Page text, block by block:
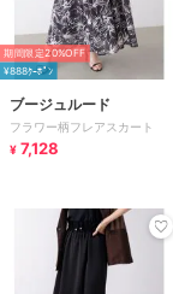
期間限定20%OFF
¥888ｸｰﾎﾟﾝ
ブージュルード
フラワー柄フレアスカート
¥ 7,128